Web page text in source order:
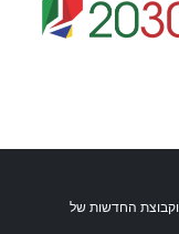
כל התוכן והעיצוב הוא זכויות יוצרים Anglopress Lda וקבוצת החדשות של